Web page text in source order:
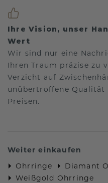
Ihre Vision, unser
Wert
Wir sind nur eine
Ihren Traum präzise zu
Verzicht auf
unübertroffene Qualität
Preisen.
Weiter einkaufen
Ohrringe
Diamant
Weißgold Ohrringe